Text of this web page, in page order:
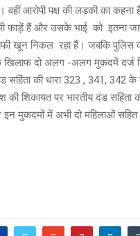
वहीं आरोपी पक्ष की लड़की का
हैं और उसके भाई को इतना
खून निकल रहा हैं। जबकि पुलिस
खिलाफ दो अलग -अलग मुकदमें दर्ज
सहिंता की धारा 323 , 341, 342
शिकायत पर भारतीय दंड सहिंता
मुकदमों में अभी दो महिलाओं सहित